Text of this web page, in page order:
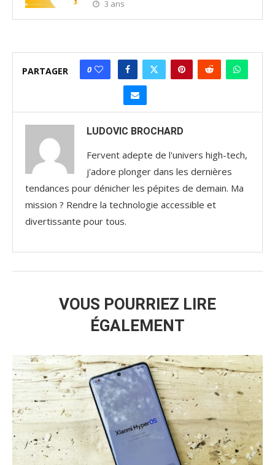
3 ans
PARTAGER 0
LUDOVIC BROCHARD
Fervent adepte de l'univers high-tech,
j'adore plonger dans les dernières
tendances pour dénicher les pépites de demain. Ma
mission ? Rendre la technologie accessible et
divertissante pour tous.
VOUS POURRIEZ LIRE
ÉGALEMENT